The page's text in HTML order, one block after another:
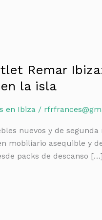
Remar
la isla
en Ibiza /
nuevos y de
mobiliario asequible y
packs de descanso […]